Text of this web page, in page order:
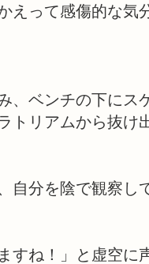
えって感傷的な気
、ベンチの下にス
トリアムから抜け
自分を陰で観察し
すね！」と虚空に